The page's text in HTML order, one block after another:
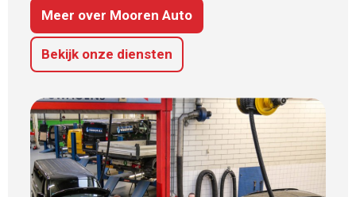
Meer over Mooren Auto
Bekijk onze diensten